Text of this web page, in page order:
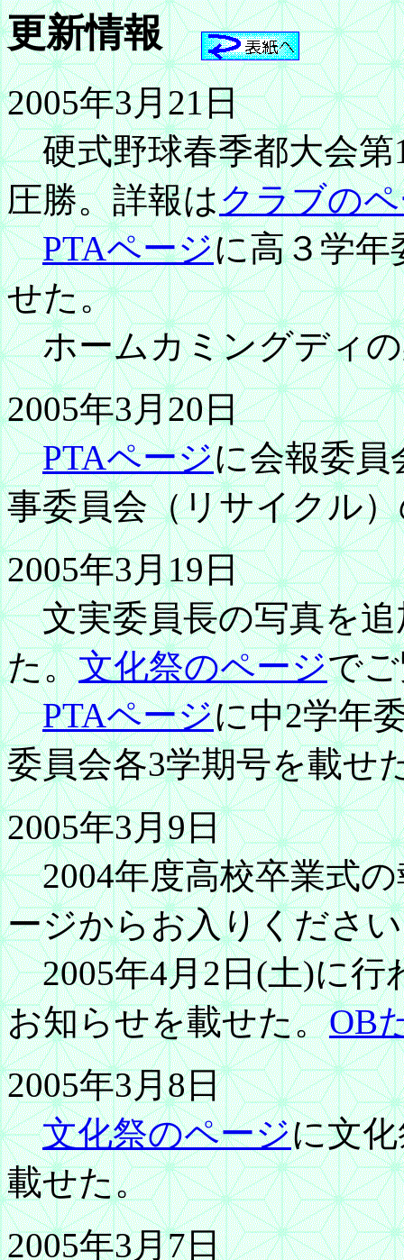
更新情報
2005年3月21日
硬式野球春季都大会第
圧勝。詳報はクラブの
PTAページに高３学年
せた。
ホームカミングディの
2005年3月20日
PTAページに会報委員
事委員会（リサイクル
2005年3月19日
文実委員長の写真を追
た。文化祭のページで
PTAページに中2学年
委員会各3学期号を載せ
2005年3月9日
2004年度高校卒業式の
ージからお入りくださ
2005年4月2日(土)に行
お知らせを載せた。OB
2005年3月8日
文化祭のページに文
載せた。
2005年3月7日